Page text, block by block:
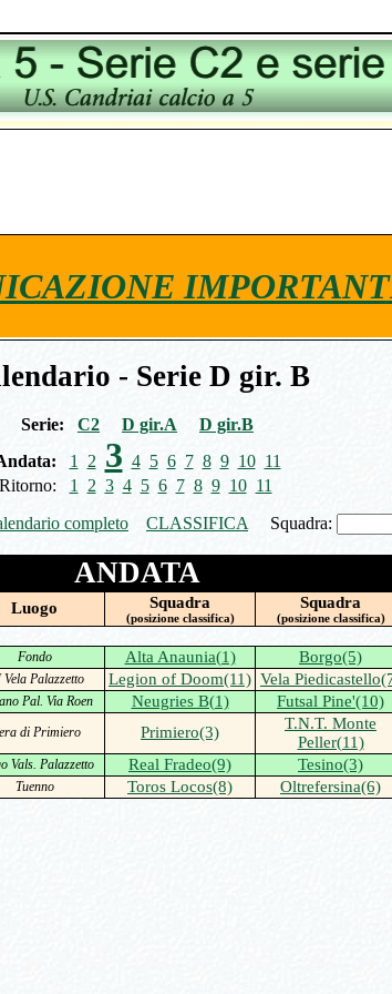
- Serie D gir. B
Serie: C2 D gir.A
D gir.B
1 2 3 4 5 6 7 8 9 10 11
Ritorno: 1 2 3 4 5 6 7 8 9 10 11
completo CLASSIFICA Squadra:
ANDATA
Luogo Squadra
(posizione classifica)
Squadra
(posizione classifica)
Fondo Alta Anaunia(1)
Borgo(5)
Vela Palazzetto Legion of Doom(11) Vela
Pal. Via Roen Neugries B(1)
Futsal Pine'(10)
di Primiero Primiero(3)
T.N.T. Monte
Peller(11)
Vals. Palazzetto Real Fradeo(9)
Tesino(3)
Tuenno Toros Locos(8) Oltrefersina(6)